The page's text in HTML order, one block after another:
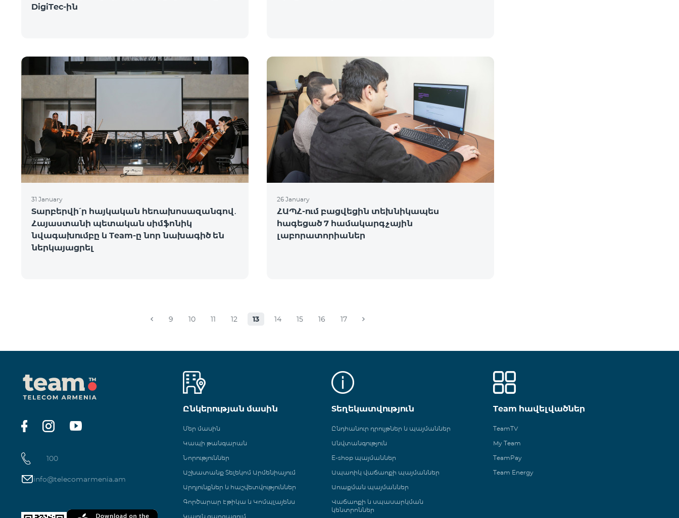
DigiTec-ին
31 January
Տարբերվի՛ր հայկական հեռախոսազանգով․
Հայաստանի պետական սիմֆոնիկ
նվագախումբը և Team-ը նոր նախագիծ են
ներկայացրել
26 January
ՀԱՊՀ-ում բացվեցին տեխնիկապես
հագեցած 7 համակարգչային
լաբորատորիաներ
9 10 11 12 13 14 15 16 17
100
info@telecomarmenia.am
Ընկերության մասին
Մեր մասին
Կապի թանգարան
Նորություններ
Աշխատանք Տելեկոմ Արմենիայում
Արդյունքներ և հաշվետվություններ
Գործարար Էթիկա և Կոմպլայենս
Կայուն զարգացում
Տեղեկատվություն
Ընդհանուր դրույթներ և պայմաններ
Անվտանգություն
E-shop պայմաններ
Ապառիկ վաճառքի պայմաններ
Առաքման պայմաններ
Վաճառքի և սպասարկման
կենտրոններ
Team հավելվածներ
TeamTV
My Team
TeamPay
Team Energy